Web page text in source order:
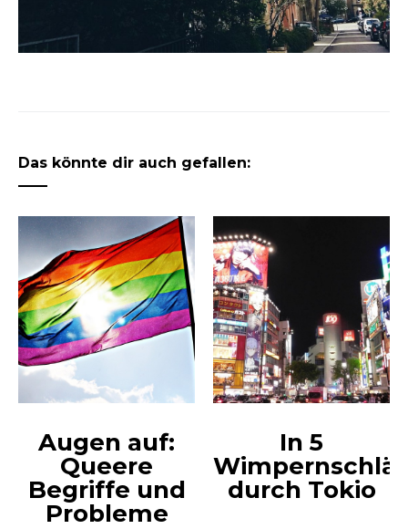
Das könnte dir auch gefallen:
Augen auf:
Queere
Begriffe und
Probleme
In 5
durch Tokio